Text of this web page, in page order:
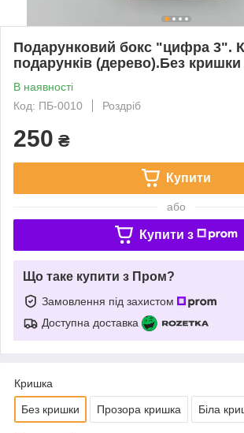
Подарунковий бокс "цифра 3".
подарунків (дерево).Без кришки
В наявності
Код: ПБ-0010
Роздріб
250 ₴
Купити
або
Купити з
Що таке купити з Пром?
Замовлення під захистом
Доступна доставка
Кришка
Без кришки Прозора кришка Біла